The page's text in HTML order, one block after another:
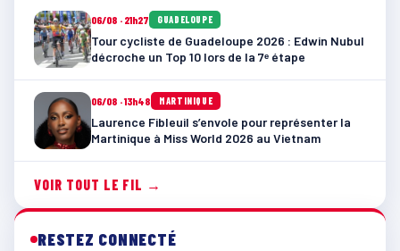
06/08 · 21h27 GUADELOUPE
Tour cycliste de Guadeloupe 2026 : Edwin Nubul
décroche un Top 10 lors de la 7ᵉ étape
06/08 · 13h48 MARTINIQUE
Laurence Fibleuil s’envole pour représenter la
Martinique à Miss World 2026 au Vietnam
VOIR TOUT LE FIL →
RESTEZ CONNECTÉ